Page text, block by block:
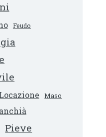
Feudo
Locazione Maso
Pieve